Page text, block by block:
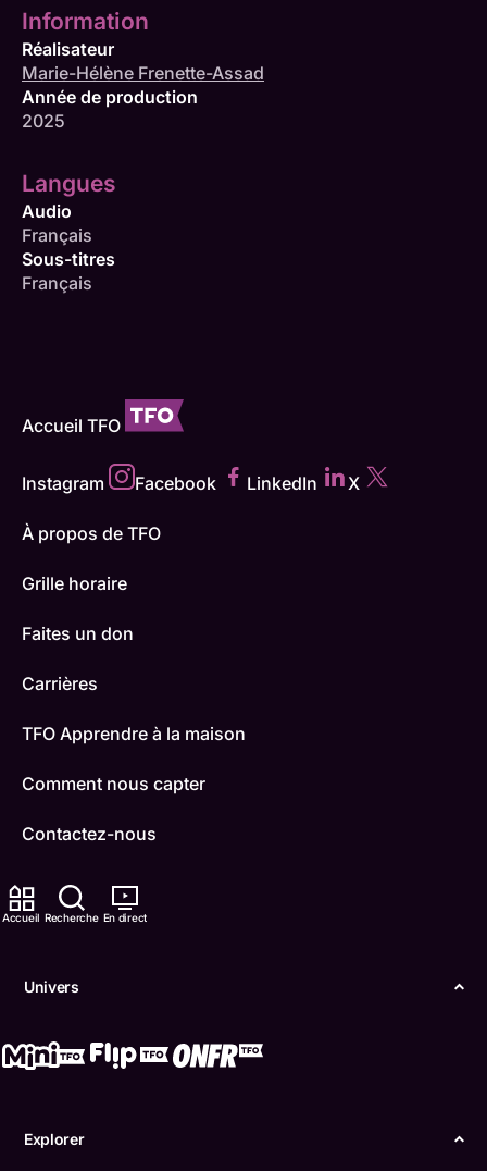
Accueil Recherche En direct
Univers
Explorer
Information
Réalisateur
Marie-Hélène Frenette-Assad
Année de production
2025
Langues
Audio
Français
Sous-titres
Français
Accueil TFO
Instagram Facebook LinkedIn X
À propos de TFO
Grille horaire
Faites un don
Carrières
TFO Apprendre à la maison
Comment nous capter
Contactez-nous
ONFR
Boukili
Confidentialité